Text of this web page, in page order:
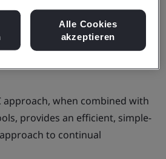
book now
approach, when combined with
provides an efficient, simple-
to continual
Alle Cookies
akzeptieren